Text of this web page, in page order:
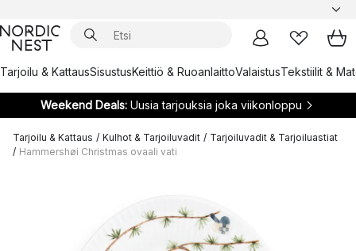
Tarjoilu & KattausSisustusKeittiö & RuoanlaittoValaistusTekstiilit &
Weekend Deals:Uusia tarjouksia joka viikonloppu
Tarjoilu & Kattaus / Kulhot & Tarjoiluvadit / Tarjoiluvadit & Tarjoiluastiat
/ Hammershøi Christmas ovaali vati